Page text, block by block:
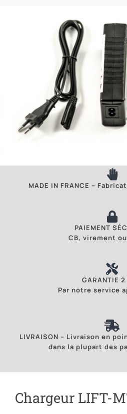
MADE IN FRANCE –
PAIEMENT
CB, virement
GARANTIE 2
Par notre service
LIVRAISON – Livraison en
dans la plupart des
Chargeur LIFT-